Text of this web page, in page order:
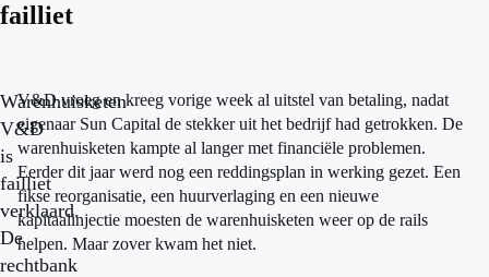
failliet
Warenhuisketen
V&D
is
failliet
verklaard.
De
rechtbank
V&D vroeg en kreeg vorige week al uitstel van betaling, nadat
eigenaar Sun Capital de stekker uit het bedrijf had getrokken. De
warenhuisketen kampte al langer met financiële problemen.
Eerder dit jaar werd nog een reddingsplan in werking gezet. Een
fikse reorganisatie, een huurverlaging en een nieuwe
kapitaalinjectie moesten de warenhuisketen weer op de rails
helpen. Maar zover kwam het niet.